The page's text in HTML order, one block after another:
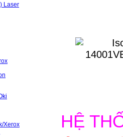
Laser
Xerox
HỆ